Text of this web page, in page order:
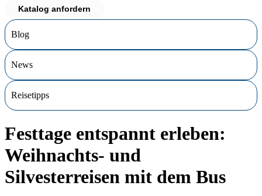
Katalog anfordern
Blog
News
Reisetipps
Festtage entspannt erleben:
Weihnachts- und
Silvesterreisen mit dem Bus